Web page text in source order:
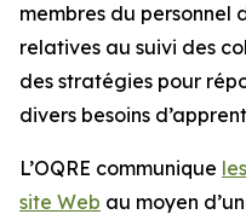
membres du personnel
relatives au suivi des
des stratégies pour
divers besoins
L’OQRE communique
site Web au moyen